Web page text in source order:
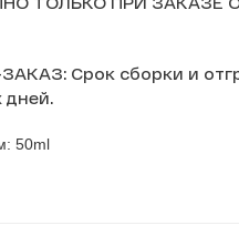
ЗАКАЗ: Срок сборки и
дней.
50ml